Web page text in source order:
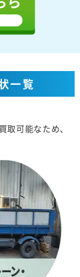
一覧
可能なため、